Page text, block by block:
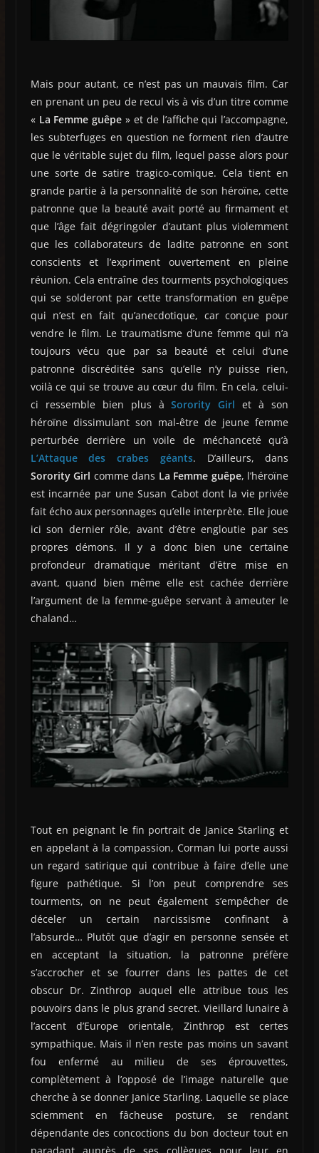
Mais pour autant, ce n’est pas un mauvais film. Car
en prenant un peu de recul vis à vis d’un titre comme
« La Femme guêpe » et de l’affiche qui l’accompagne,
les subterfuges en question ne forment rien d’autre
que le véritable sujet du film, lequel passe alors pour
une sorte de satire tragico-comique. Cela tient en
grande partie à la personnalité de son héroïne, cette
patronne que la beauté avait porté au firmament et
que l’âge fait dégringoler d’autant plus violemment
que les collaborateurs de ladite patronne en sont
conscients et l’expriment ouvertement en pleine
réunion. Cela entraîne des tourments psychologiques
qui se solderont par cette transformation en guêpe
qui n’est en fait qu’anecdotique, car conçue pour
vendre le film. Le traumatisme d’une femme qui n’a
toujours vécu que par sa beauté et celui d’une
patronne discréditée sans qu’elle n’y puisse rien,
voilà ce qui se trouve au cœur du film. En cela, celui-
ci ressemble bien plus àSorority Girl et à son
héroïne dissimulant son mal-être de jeune femme
perturbée derrière un voile de méchanceté qu’à
L’Attaque des crabes géants. D’ailleurs, dans
Sorority Girl comme dans La Femme guêpe, l’héroïne
est incarnée par une Susan Cabot dont la vie privée
fait écho aux personnages qu’elle interprète. Elle joue
ici son dernier rôle, avant d’être engloutie par ses
propres démons. Il y a donc bien une certaine
profondeur dramatique méritant d’être mise en
avant, quand bien même elle est cachée derrière
l’argument de la femme-guêpe servant à ameuter le
chaland…
Tout en peignant le fin portrait de Janice Starling et
en appelant à la compassion, Corman lui porte aussi
un regard satirique qui contribue à faire d’elle une
figure pathétique. Si l’on peut comprendre ses
tourments, on ne peut également s’empêcher de
déceler un certain narcissisme confinant à
l’absurde… Plutôt que d’agir en personne sensée et
en acceptant la situation, la patronne préfère
s’accrocher et se fourrer dans les pattes de cet
obscur Dr. Zinthrop auquel elle attribue tous les
pouvoirs dans le plus grand secret. Vieillard lunaire à
l’accent d’Europe orientale, Zinthrop est certes
sympathique. Mais il n’en reste pas moins un savant
fou enfermé au milieu de ses éprouvettes,
complètement à l’opposé de l’image naturelle que
cherche à se donner Janice Starling. Laquelle se place
sciemment en fâcheuse posture, se rendant
dépendante des concoctions du bon docteur tout en